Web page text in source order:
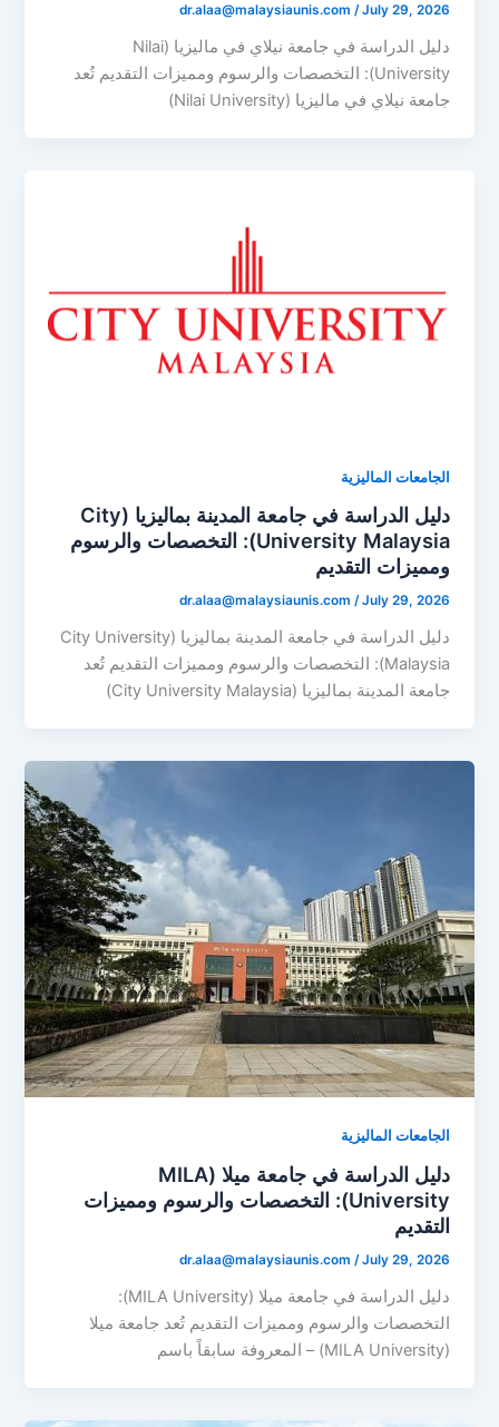
dr.alaa@malaysiaunis.com /July 29, 2026
دليل الدراسة في جامعة نيلاي في ماليزيا (Nilai
University): التخصصات والرسوم ومميزات التقديم تُعد
جامعة نيلاي في ماليزيا (Nilai University)
الجامعات الماليزية
دليل الدراسة في جامعة المدينة بماليزيا (City
University Malaysia): التخصصات والرسوم
ومميزات التقديم
dr.alaa@malaysiaunis.com /July 29, 2026
دليل الدراسة في جامعة المدينة بماليزيا (City University
Malaysia): التخصصات والرسوم ومميزات التقديم تُعد
جامعة المدينة بماليزيا (City University Malaysia)
الجامعات الماليزية
دليل الدراسة في جامعة ميلا (MILA
University): التخصصات والرسوم ومميزات
التقديم
dr.alaa@malaysiaunis.com /July 29, 2026
دليل الدراسة في جامعة ميلا (MILA University):
التخصصات والرسوم ومميزات التقديم تُعد جامعة ميلا
(MILA University) – المعروفة سابقاً باسم